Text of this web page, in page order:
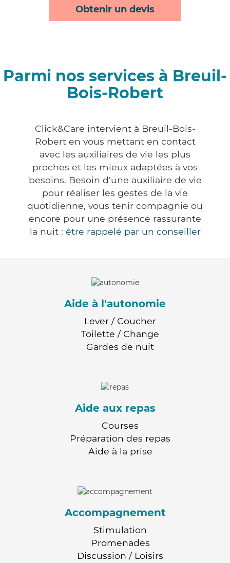
Obtenir un devis
Parmi nos services à Breuil-
Bois-Robert
Click&Care intervient à Breuil-Bois-
Robert en vous mettant en contact
avec les auxiliaires de vie les plus
proches et les mieux adaptées à vos
besoins. Besoin d'une auxiliaire de vie
pour réaliser les gestes de la vie
quotidienne, vous tenir compagnie ou
encore pour une présence rassurante
la nuit : être rappelé par un conseiller
Aide à l'autonomie
Lever / Coucher
Toilette / Change
Gardes de nuit
Aide aux repas
Courses
Préparation des repas
Aide à la prise
Accompagnement
Stimulation
Promenades
Discussion / Loisirs